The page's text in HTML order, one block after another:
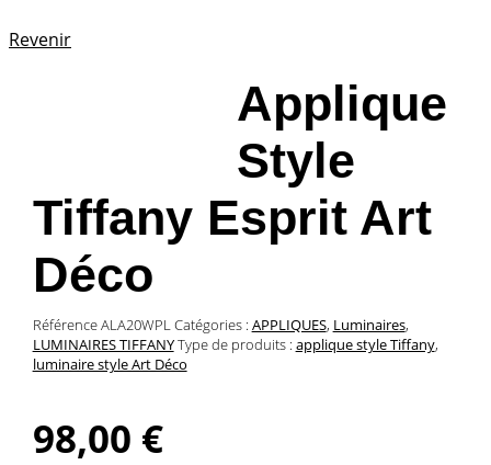
Revenir
Applique
Style
Tiffany Esprit Art
Déco
RéférenceALA20WPLCatégories : APPLIQUES, Luminaires,
LUMINAIRES TIFFANYType de produits : applique style Tiffany,
luminaire style Art Déco
98,00 €